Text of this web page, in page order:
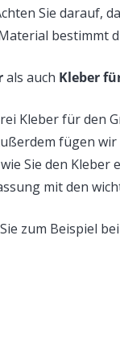
Sie darauf,
bestimmt
als auch Kleber
Kleber für den
fügen
Sie den Kleber
mit den
zum Beispiel